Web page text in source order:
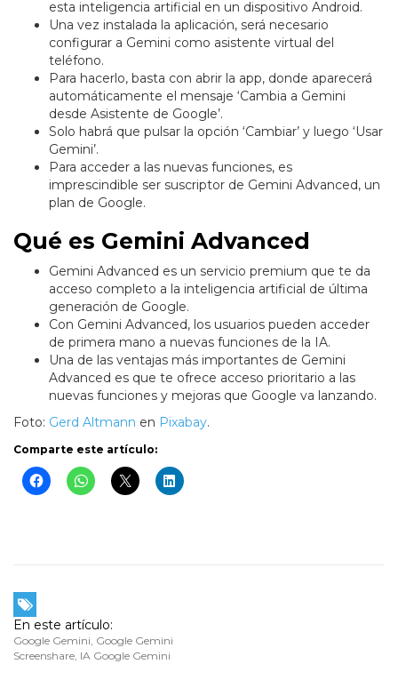
esta inteligencia artificial en un dispositivo Android.
Una vez instalada la aplicación, será necesario
configurar a Gemini como asistente virtual del
teléfono.
Para hacerlo, basta con abrir la app, donde aparecerá
automáticamente el mensaje ‘Cambia a Gemini
desde Asistente de Google’.
Solo habrá que pulsar la opción ‘Cambiar’ y luego ‘Usar
Gemini’.
Para acceder a las nuevas funciones, es
imprescindible ser suscriptor de Gemini Advanced, un
plan de Google.
Qué es Gemini Advanced
Gemini Advanced es un servicio premium que te da
acceso completo a la inteligencia artificial de última
generación de Google.
Con Gemini Advanced, los usuarios pueden acceder
de primera mano a nuevas funciones de la IA.
Una de las ventajas más importantes de Gemini
Advanced es que te ofrece acceso prioritario a las
nuevas funciones y mejoras que Google va lanzando.
Foto: Gerd Altmann en Pixabay.
Comparte este artículo:
En este artículo:
Google Gemini, Google Gemini
Screenshare, IA Google Gemini